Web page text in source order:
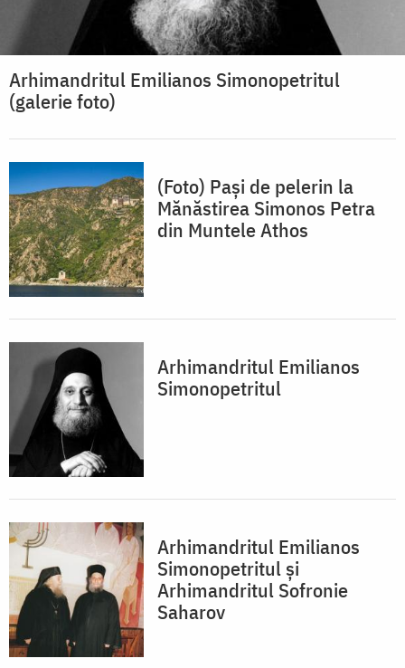
Arhimandritul Emilianos Simonopetritul
(galerie foto)
(Foto) Pași de pelerin la
Mănăstirea Simonos Petra
din Muntele Athos
Arhimandritul Emilianos
Simonopetritul
Arhimandritul Emilianos
Simonopetritul și
Arhimandritul Sofronie
Saharov